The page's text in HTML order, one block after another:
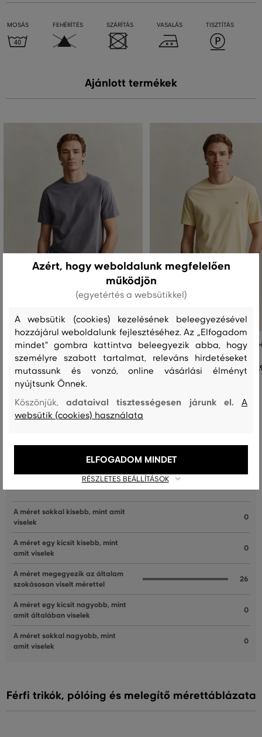
MOSÁS FEHÉRÍTÉS SZÁRÍTÁS VASALÁS TISZTÍTÁS
Ajánlott termékek
PÓLÓ GANT REG SHIELD SS T-SHIRT
19 990 Ft
Elérhető méretek:
PÓLÓ GANT REG SHIELD SS T-
+7
Recenziók
ÜGYFELEINKNEK ÁLTAL ÉRTÉKELT MÉRETEK
A méret sokkal kisebb, mint amit
viselek
0
A méret egy kicsit kisebb, mint
amit viselek
0
A méret megegyezik az általam
szokásosan viselt mérettel
26
A méret egy kicsit nagyobb, mint
amit általában viselek
0
A méret sokkal nagyobb, mint
amit viselek
0
Férfi trikók, pólóing és melegítő mérettáblázata
Azért, hogy weboldalunk megfelelően
működjön
(egyetértés a websütikkel)
A websütik (cookies) kezelésének beleegyezésével
hozzájárul weboldalunk fejlesztéséhez. Az „Elfogadom
mindet" gombra kattintva beleegyezik abba, hogy
személyre szabott tartalmat, releváns hirdetéseket
mutassunk és vonzó, online vásárlási élményt
nyújtsunk Önnek.
Köszönjük,adataival tisztességesen járunk el.A
websütik (cookies) használata
RÉSZLETES BEÁLLÍTÁSOK
ELFOGADOM MINDET